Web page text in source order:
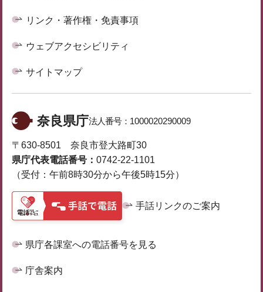
リンク・著作権・免責事項
ウェブアクセシビリティ
サイトマップ
奈良県庁法人番号： 1000020290009
〒630-8501 奈良市登大路町30
県庁代表電話番号： 0742-22-1101
（受付：午前8時30分から午後5時15分）
手話リンクのご案内
県庁各課室への電話番号を見る
庁舎案内